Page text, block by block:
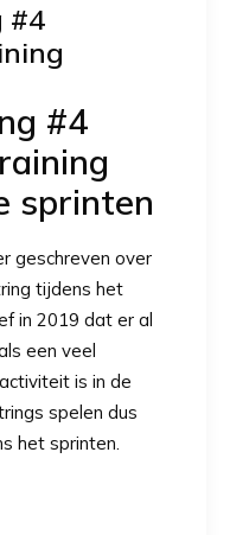
#4
#4
sprinten
geschreven over
tijdens het
in 2019 dat er al
een veel
is in de
spelen dus
het sprinten.